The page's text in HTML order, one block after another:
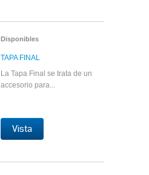
Disponibles
TAPA FINAL
La Tapa Final se trata de un
accesorio para...
Vista